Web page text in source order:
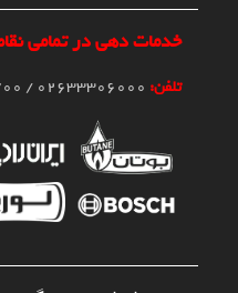
خدمات دهی در تمامی
تلفن: